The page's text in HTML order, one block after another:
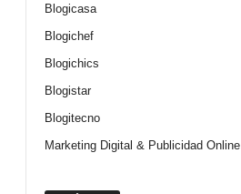
Blogicasa
Blogichef
Blogichics
Blogistar
Blogitecno
Marketing Digital & Publicidad Online